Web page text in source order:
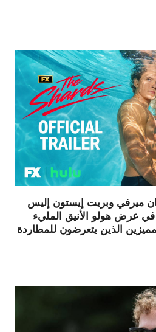
ميرفي وبريت إيستون إليس
في عرض هولو الأنيق المليء
الذين يتعرضون للمطاردة